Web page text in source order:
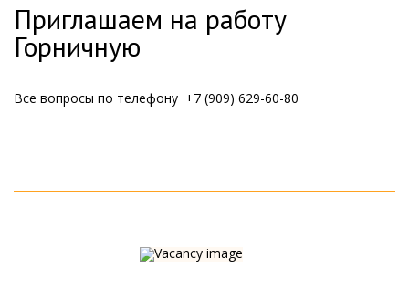
Приглашаем на работу
Горничную
Все вопросы по телефону +7 (909) 629-60-80